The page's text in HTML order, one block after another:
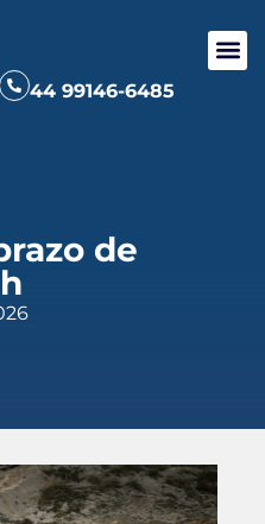
44 99146-6485
de